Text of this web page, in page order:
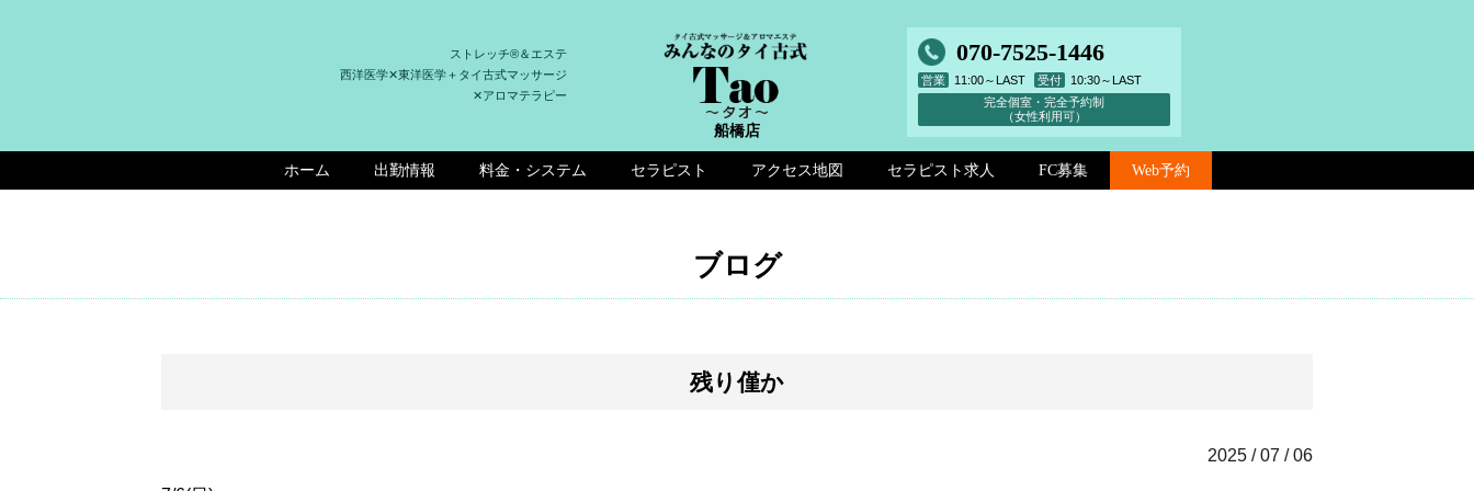
ストレッチ®＆エステ
西洋医学✕東洋医学＋タイ古式マッサージ
✕アロマテラピー
船橋店
070-7525-1446
営業 11:00～LAST 受付
10:30～LAST
完全個室・完全予約制
（女性利用可）
ホーム 出勤情報 料金・システム セラピスト アクセス地図 セラピスト求人 FC募集 Web予約
ブログ
残り僅か
2025 / 07 / 06